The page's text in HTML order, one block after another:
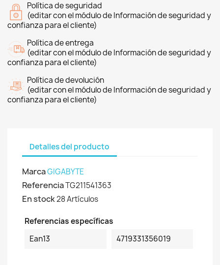
Política de seguridad
(editar con el módulo de Información de seguridad y
confianza para el cliente)
Política de entrega
(editar con el módulo de Información de seguridad y
confianza para el cliente)
Política de devolución
(editar con el módulo de Información de seguridad y
confianza para el cliente)
Detalles del producto
MarcaGIGABYTE
ReferenciaTG211541363
En stock28 Artículos
Referencias específicas
Ean13
4719331356019